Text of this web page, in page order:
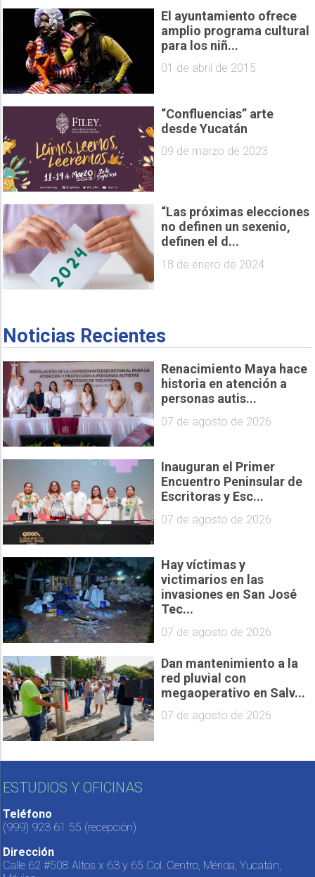
El ayuntamiento ofrece
amplio programa cultural
para los niñ...
01 de abril de 2015
“Confluencias” arte
desde Yucatán
09 de marzo de 2023
“Las próximas elecciones
no definen un sexenio,
definen el d...
18 de enero de 2024
Noticias Recientes
Renacimiento Maya hace
historia en atención a
personas autis...
07 de agosto de 2026
Inauguran el Primer
Encuentro Peninsular de
Escritoras y Esc...
07 de agosto de 2026
Hay víctimas y
victimarios en las
invasiones en San José
Tec...
07 de agosto de 2026
Dan mantenimiento a la
red pluvial con
megaoperativo en Salv...
07 de agosto de 2026
ESTUDIOS Y OFICINAS
Teléfono
(999) 923 61 55 (recepción)
Dirección
Calle 62 #508 Altos x 63 y 65 Col. Centro, Mérida, Yucatán,